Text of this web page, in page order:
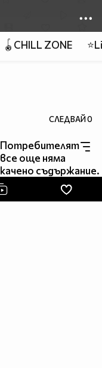
🪀CHILL ZONE
СЛЕДВАЙ0
Потребителят
все още няма
качено съдържание.